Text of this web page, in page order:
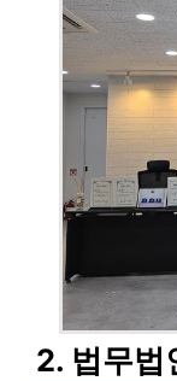
2. 법무법